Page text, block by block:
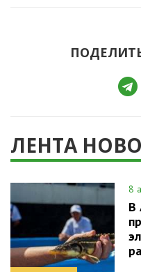
ЛЕНТА
8
В